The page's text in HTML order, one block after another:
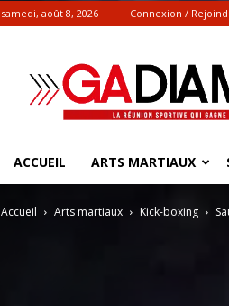
samedi, août 8, 2026 Connexion /
Gadiamb.re
|
Actualités
sportives
ACCUEIL ARTS MARTIAUX
Accueil Arts martiaux Kick-boxing